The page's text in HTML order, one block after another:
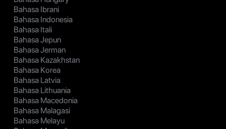
Bahasa Ibrani
Bahasa Indonesia
Bahasa Itali
Bahasa Jepun
Bahasa Jerman
Bahasa Kazakhstan
Bahasa Korea
Bahasa Latvia
Bahasa Lithuania
Bahasa Macedonia
Bahasa Malagasi
Bahasa Melayu